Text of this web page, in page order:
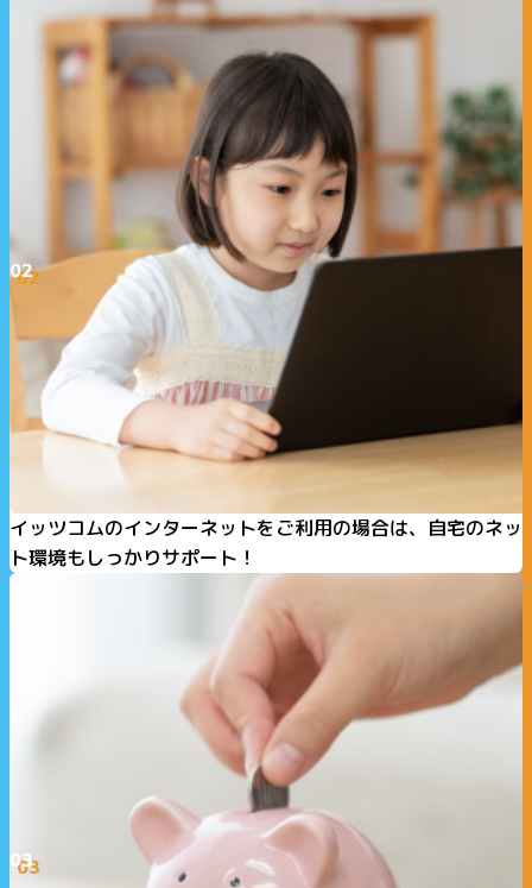
02
イッツコムのインターネットをご利用の場合は、自宅のネッ
ト環境もしっかりサポート！
03